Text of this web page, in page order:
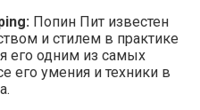
Попин Пит известен
и стилем в практике
его одним из самых
его умения и техники в